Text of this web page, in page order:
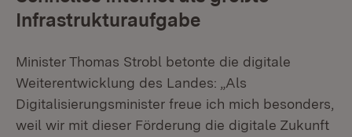
Infrastrukturaufgabe
Minister Thomas Strobl betonte die digitale
Weiterentwicklung des Landes: „Als
Digitalisierungsminister freue ich mich besonders,
weil wir mit dieser Förderung die digitale Zukunft